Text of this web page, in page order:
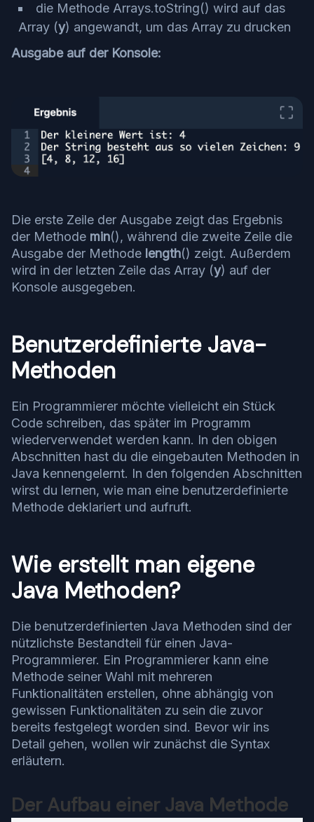
die Methode Arrays.toString() wird auf das
Array (y) angewandt, um das Array zu drucken
Ausgabe auf der Konsole:
Die erste Zeile der Ausgabe zeigt das Ergebnis
der Methode min(), während die zweite Zeile die
Ausgabe der Methode length() zeigt. Außerdem
wird in der letzten Zeile das Array (y) auf der
Konsole ausgegeben.
Benutzerdefinierte Java-
Methoden
Ein Programmierer möchte vielleicht ein Stück
Code schreiben, das später im Programm
wiederverwendet werden kann. In den obigen
Abschnitten hast du die eingebauten Methoden in
Java kennengelernt. In den folgenden Abschnitten
wirst du lernen, wie man eine benutzerdefinierte
Methode deklariert und aufruft.
Wie erstellt man eigene
Java Methoden?
Die benutzerdefinierten Java Methoden sind der
nützlichste Bestandteil für einen Java-
Programmierer. Ein Programmierer kann eine
Methode seiner Wahl mit mehreren
Funktionalitäten erstellen, ohne abhängig von
gewissen Funktionalitäten zu sein die zuvor
bereits festgelegt worden sind. Bevor wir ins
Detail gehen, wollen wir zunächst die Syntax
erläutern.
Der Aufbau einer Java Methode